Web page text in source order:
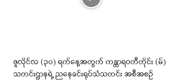
ဇူလိုင်လ (၃၀) ရက်နေ့အတွက် ကန္တာရဝတီတိုင်း (မ်)
သတင်းဌာနရဲ့ ညနေခင်းရုပ်သံသတင်း အစီအစဉ်